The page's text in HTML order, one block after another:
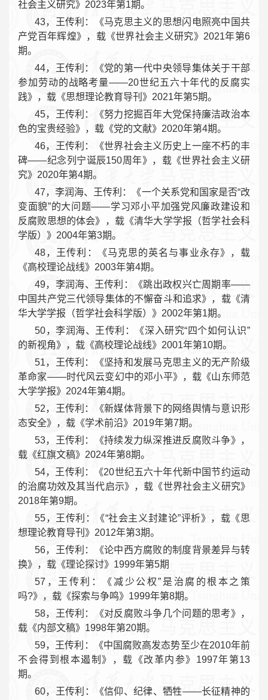
社会主义研究》2023年第1期。
43，王传利：《马克思主义的思想闪电照亮中国共
产党百年辉煌》，载《世界社会主义研究》2021年第6
期。
44，王传利：《党的第一代中央领导集体关于干部
参加劳动的战略考量——20世纪五六十年代的反腐实
践》，载《思想理论教育导刊》2021年第5期。
45，王传利：《努力挖掘百年大党保持廉洁政治本
色的宝贵经验》，载《党的文献》2020年第4期。
46，王传利：《世界社会主义历史上一座不朽的丰
碑——纪念列宁诞辰150周年》，载《世界社会主义研
究》2020年第4期。
47，李润海、王传利：《一个关系党和国家是否“改
变面貌”的大问题——学习邓小平加强党风廉政建设和
反腐败思想的体会》，载《清华大学学报（哲学社会科
学版）》2004年第3期。
48，王传利：《马克思的英名与事业永存》，载
《高校理论战线》2003年第4期。
49，李润海、王传利：《跳出政权兴亡周期率——
中国共产党三代领导集体的不懈奋斗和追求》，载《清
华大学学报（哲学社会科学版）》2002年第1期。
50，李润海、王传利：《深入研究“四个如何认识”
的新视角》，载《高校理论战线》2001年第10期。
51，王传利：《坚持和发展马克思主义的无产阶级
革命家——时代风云变幻中的邓小平》，载《山东师范
大学学报》2024年第4期。
52，王传利：《新媒体背景下的网络舆情与意识形
态安全》，载《学术前沿》2019年第7期。
53，王传利：《持续发力纵深推进反腐败斗争》，
载《红旗文稿》2024年第8期。
54，王传利：《20世纪五六十年代新中国节约运动
的治腐功效及其当代启示》，载《世界社会主义研究》
2018年第9期。
55，王传利：《“社会主义封建论”评析》，载《思
想理论教育导刊》2012年第3期。
56，王传利：《论中西方腐败的制度背景差异与转
换》，载《理论探讨》1999年第5期
57，王传利：《减少公权”是治腐的根本之策
吗?》，载《探索与争鸣》1999年第8期。
58，王传利：《对反腐败斗争几个问题的思考》，
载《内部文稿》1998年第20期。
59，王传利：《中国腐败高发态势至少在2010年前
不会得到根本遏制》，载《改革内参》1997年第13
期。
60，王传利：《信仰、纪律、牺牲——长征精神的